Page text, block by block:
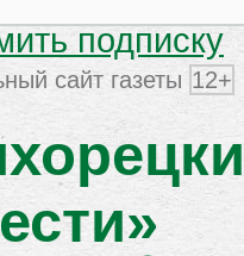
подписку
сайт газеты 12+